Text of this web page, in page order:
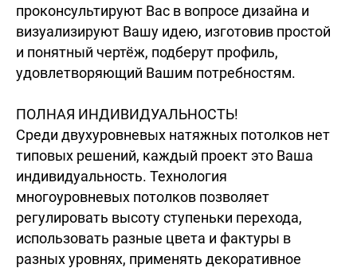
проконсультируют Вас в вопросе дизайна и
визуализируют Вашу идею, изготовив простой
и понятный чертёж, подберут профиль,
удовлетворяющий Вашим потребностям.
ПОЛНАЯ ИНДИВИДУАЛЬНОСТЬ!
Среди двухуровневых натяжных потолков нет
типовых решений, каждый проект это Ваша
индивидуальность. Технология
многоуровневых потолков позволяет
регулировать высоту ступеньки перехода,
использовать разные цвета и фактуры в
разных уровнях, применять декоративное